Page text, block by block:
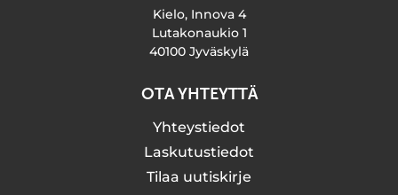
Kielo, Innova 4
Lutakonaukio 1
40100 Jyväskylä
OTA YHTEYTTÄ
Yhteystiedot
Laskutustiedot
Tilaa uutiskirje